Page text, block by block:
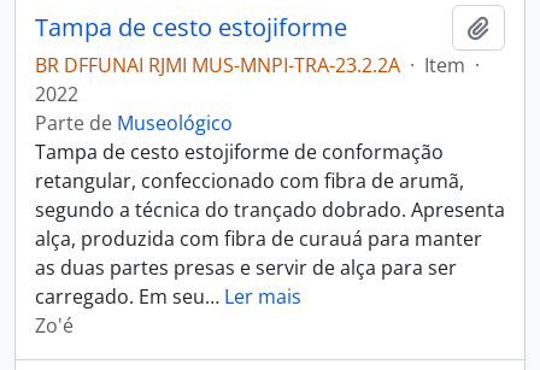
Tampa de cesto estojiforme
BR DFFUNAI RJMI MUS-MNPI-TRA-23.2.2A · Item ·
2022
Parte de Museológico
Tampa de cesto estojiforme de conformação
retangular, confeccionado com fibra de arumã,
segundo a técnica do trançado dobrado. Apresenta
alça, produzida com fibra de curauá para manter
as duas partes presas e servir de alça para ser
carregado. Em seu… Ler mais
Zo'é